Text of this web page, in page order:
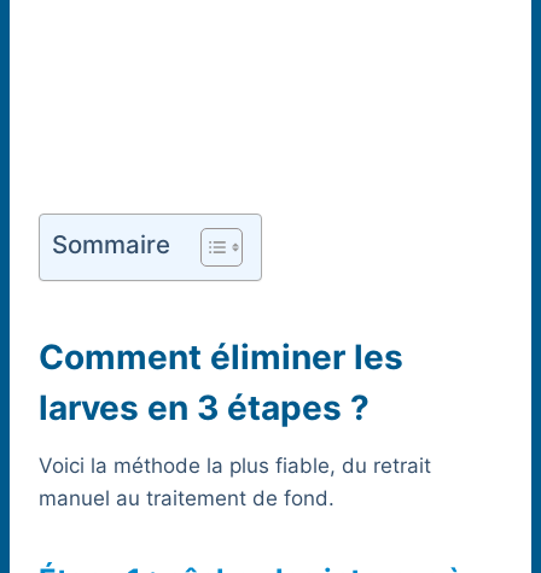
Sommaire
Comment éliminer les
larves en 3 étapes ?
Voici la méthode la plus fiable, du retrait
manuel au traitement de fond.